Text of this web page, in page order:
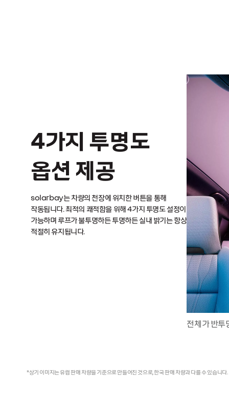
4가지 투명도
옵션 제공
solarbay는 차량의 천장에 위치한 버튼을 통해
작동됩니다. 최적의 쾌적함을 위해 4가지 투명도 설정이
가능하며 루프가 불투명하든 투명하든 실내 밝기는 항상
적절히 유지됩니다.
전체가 반투
*상기 이미지는 유럽 판매 차량을 기준으로 만들어진 것으로, 한국 판매 차량과 다를 수 있습니다.